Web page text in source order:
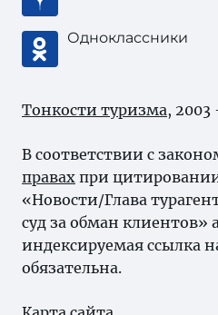
Одноклассники
Тонкости туризма,
В соответствии с
правах при
«Новости/Глава
суд за обман клиентов»
индексируемая ссылка
обязательна.